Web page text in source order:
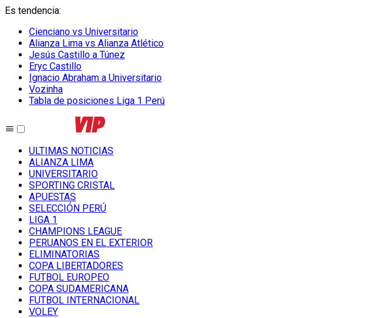
Es tendencia:
Cienciano vs Universitario
Alianza Lima vs Alianza Atlético
Jesús Castillo a Túnez
Eryc Castillo
Ignacio Abraham a Universitario
Vozinha
Tabla de posiciones Liga 1 Perú
ULTIMAS NOTICIAS
ALIANZA LIMA
UNIVERSITARIO
SPORTING CRISTAL
APUESTAS
SELECCIÓN PERÚ
LIGA 1
CHAMPIONS LEAGUE
PERUANOS EN EL EXTERIOR
ELIMINATORIAS
COPA LIBERTADORES
FUTBOL EUROPEO
COPA SUDAMERICANA
FUTBOL INTERNACIONAL
VOLEY